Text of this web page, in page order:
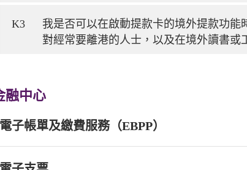
K3
我是否可以在啟動提款卡的境外提款功
對經常要離港的人士，以及在境外讀書或
融中心
電子帳單及繳費服務（EBPP）